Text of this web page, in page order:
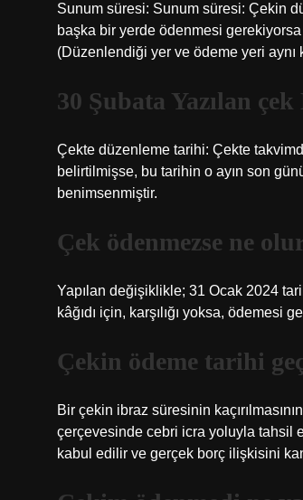
Sunum süresi: Sunum süresi: Çekin
başka bir yerde ödenmesi
(Düzenlendiği yer ve ödeme yeri aynı
30 Şubata Yazılan
Çekte düzenleme tarihi: Çekte
belirtilmişse, bu tarihin o ayın son
benimsenmiştir.
Çek ödenmezse ne
Yapılan değişiklikle; 31 Ocak 2024
kâğıdı için, karşılığı yoksa, ödemesi
Çekin ödeme tarihi
Bir çekin ibraz süresinin
çerçevesinde cebri icra yoluyla tahsil
kabul edilir ve gerçek borç ilişkisini